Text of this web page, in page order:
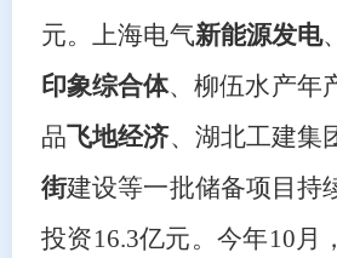
元。上海电气新能源发电
印象综合体、柳伍水产年
品飞地经济、湖北工建集
街建设等一批储备项目持
投资16.3亿元。今年10月